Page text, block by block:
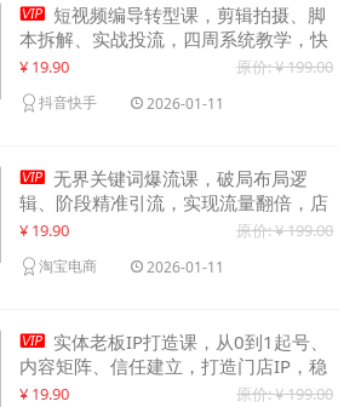
 短视频编导转型课，剪辑拍摄、脚
本拆解、实战投流，四周系统教学，快
速入行月入2w+
¥ 19.90 原价: ¥ 199.00
抖音快手 2026-01-11
 无界关键词爆流课，破局布局逻
辑、阶段精准引流，实现流量翻倍，店
铺业绩增长50%+
¥ 19.90 原价: ¥ 199.00
淘宝电商 2026-01-11
 实体老板IP打造课，从0到1起号、
内容矩阵、信任建立，打造门店IP，稳
定获客增收
¥ 19.90 原价: ¥ 199.00